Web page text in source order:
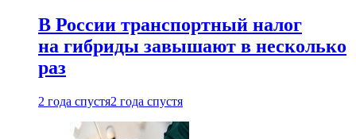
В России транспортный налог
на гибриды завышают в несколько
раз
2 года спустя2 года спустя